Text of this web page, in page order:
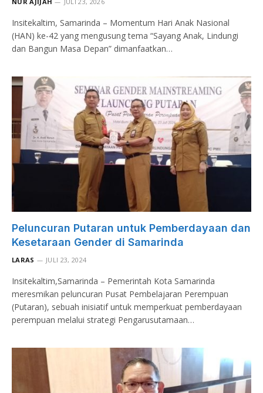
Insitekaltim, Samarinda – Momentum Hari Anak Nasional
(HAN) ke-42 yang mengusung tema “Sayang Anak, Lindungi
dan Bangun Masa Depan” dimanfaatkan…
Peluncuran Putaran untuk Pemberdayaan dan
Kesetaraan Gender di Samarinda
LARAS JULI 23, 2024
Insitekaltim,Samarinda – Pemerintah Kota Samarinda
meresmikan peluncuran Pusat Pembelajaran Perempuan
(Putaran), sebuah inisiatif untuk memperkuat pemberdayaan
perempuan melalui strategi Pengarusutamaan…